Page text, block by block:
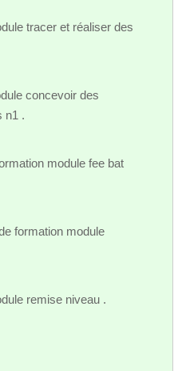
tracer et réaliser des
concevoir des
n1 .
module fee bat
formation module
remise niveau .